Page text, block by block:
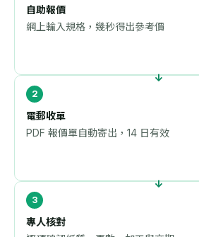
自助報價
網上輸入規格，幾秒得出參考價
電郵收單
PDF 報價單自動寄出，14 日有效
專人核對